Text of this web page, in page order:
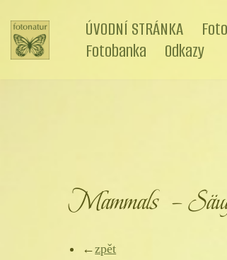
Přeskočit
na
obsah
ÚVODNÍ STRÁNKA
Fotobanka
Odkazy
Mammals –
←zpět